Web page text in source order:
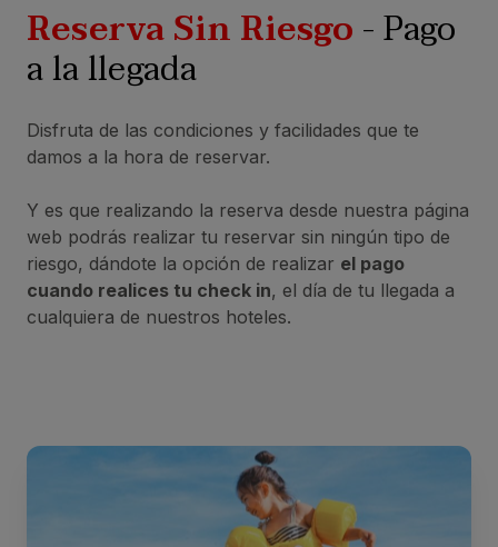
Reserva Sin Riesgo- Pago
a la llegada
Disfruta de las condiciones y facilidades que te
damos a la hora de reservar.
Y es que realizando la reserva desde nuestra página
web podrás realizar tu reservar sin ningún tipo de
riesgo, dándote la opción de realizar el pago
cuando realices tu check in, el día de tu llegada a
cualquiera de nuestros hoteles.